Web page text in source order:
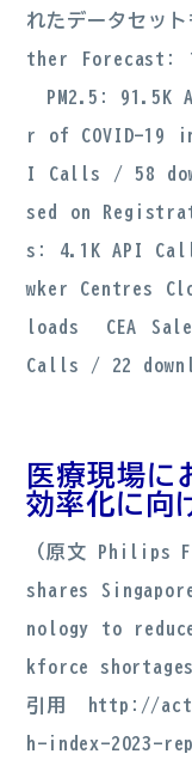
れたデータセッ
ther Forecast:
PM2.5: 91.5K
r of COVID-19
I Calls / 58
sed on
s: 4.1K API
wker Centres
loads CEA
Calls / 22
医療現場に
効率化に向
（原文 Philips
shares
nology to
kforce shortages
引用
http://
h-index-2023-